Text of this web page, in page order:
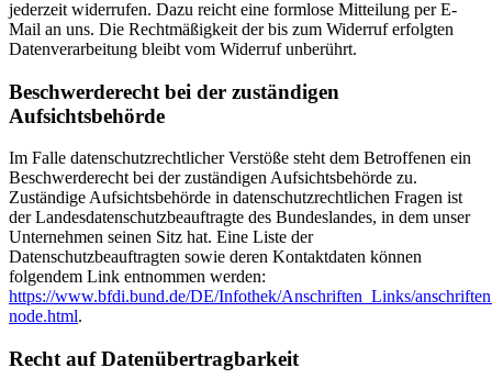
jederzeit widerrufen. Dazu reicht eine formlose Mitteilung per E-
Mail an uns. Die Rechtmäßigkeit der bis zum Widerruf erfolgten
Datenverarbeitung bleibt vom Widerruf unberührt.
Beschwerderecht bei der zuständigen
Aufsichtsbehörde
Im Falle datenschutzrechtlicher Verstöße steht dem Betroffenen ein
Beschwerderecht bei der zuständigen Aufsichtsbehörde zu.
Zuständige Aufsichtsbehörde in datenschutzrechtlichen Fragen ist
der Landesdatenschutzbeauftragte des Bundeslandes, in dem unser
Unternehmen seinen Sitz hat. Eine Liste der
Datenschutzbeauftragten sowie deren Kontaktdaten können
folgendem Link entnommen werden:
https://www.bfdi.bund.de/DE/Infothek/Anschriften_Links/
node.html.
Recht auf Datenübertragbarkeit